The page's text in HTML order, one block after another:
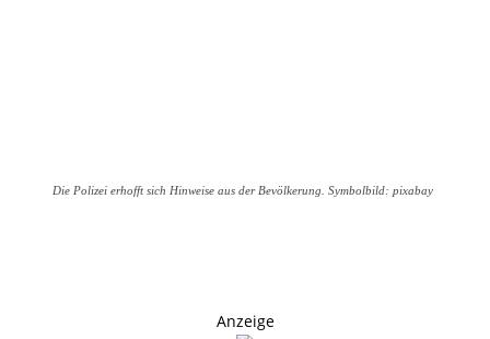
Die Polizei erhofft sich Hinweise aus der Bevölkerung. Symbolbild: pixabay
Anzeige